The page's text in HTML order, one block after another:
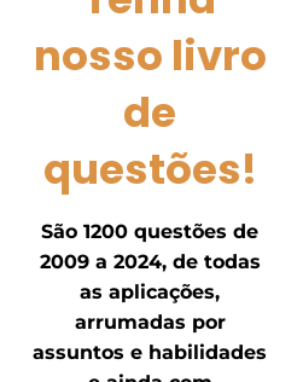
nosso livro
de
questões!
São 1200 questões de
2009 a 2024, de todas
as aplicações,
arrumadas por
assuntos e habilidades